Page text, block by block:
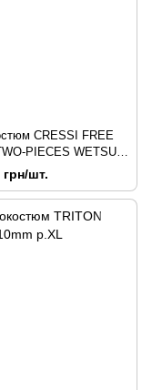
CRESSI FREE
PIECES WETSUIT
грн/шт.